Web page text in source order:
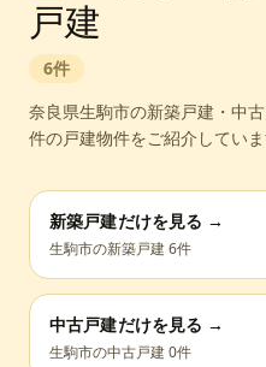
戸建
6件
奈良県生駒市の新築戸建・中
件の戸建物件をご紹介していま
新築戸建だけを見る →
生駒市の新築戸建6件
中古戸建だけを見る →
生駒市の中古戸建0件